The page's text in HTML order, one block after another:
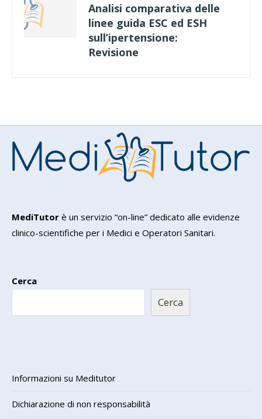
Analisi comparativa delle
linee guida ESC ed ESH
sull’ipertensione:
Revisione
MediTutor è un servizio “on-line” dedicato alle evidenze
clinico-scientifiche per i Medici e Operatori Sanitari.
Cerca
Cerca
Informazioni su Meditutor
Dichiarazione di non responsabilità